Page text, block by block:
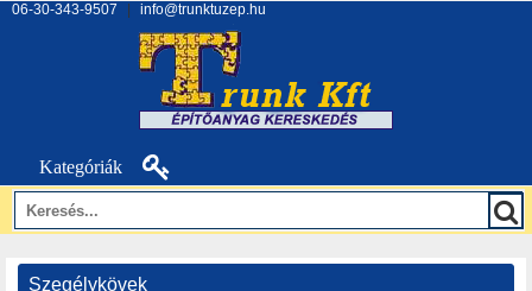
06-30-343-9507 info@trunktuzep.hu
Kategóriák
Szegélykövek